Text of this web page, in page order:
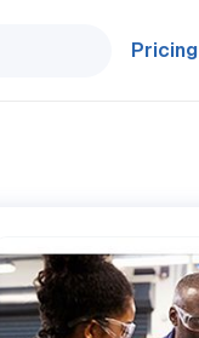
Pricing